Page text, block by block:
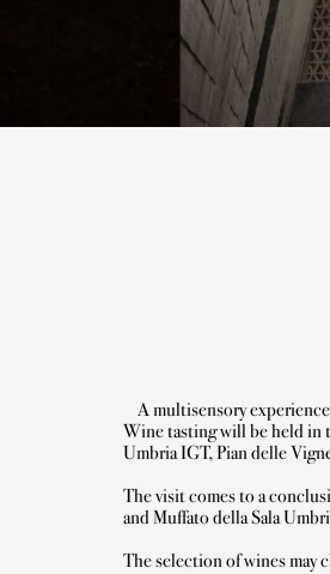
    A multisensory experience that connects architecture and wine tasting; a concept that reveals the unique architecture of our winery and the elegance of our most representative wines.
Wine tasting will be held in
Umbria IGT, Pian delle
The visit comes to a
and Muffato della Sala
The selection of wines may